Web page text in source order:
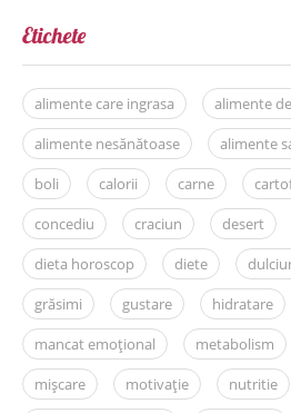
Etichete
alimente care ingrasa
alimente
alimente nesănătoase
alimente
boli
calorii carne
concediu
craciun desert
dieta horoscop
diete
grăsimi
gustare hidratare
mancat emoțional
metabolism
mișcare
motivație nutritie